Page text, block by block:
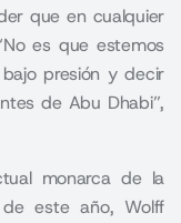
que en cualquier
es que estemos
presión y decir
de Abu Dhabi”,
monarca de la
este año, Wolff